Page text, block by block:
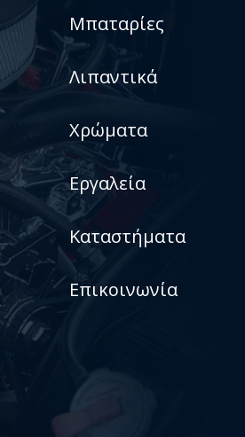
Μπαταρίες
Λιπαντικά
Χρώματα
Εργαλεία
Καταστήματα
Επικοινωνία